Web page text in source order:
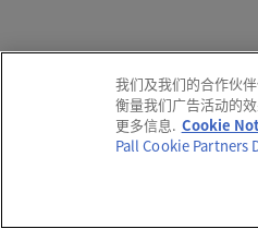
我们及我们的合作伙
衡量我们广告活动的
更多信息. Cookie
Pall Cookie Partners